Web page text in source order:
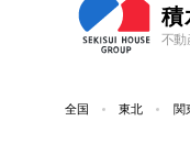
積
不動
全国 東北 関